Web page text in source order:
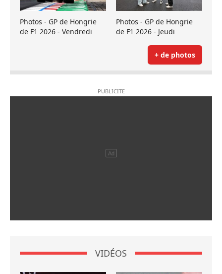
Photos - GP de Hongrie
de F1 2026 - Vendredi
Photos - GP de Hongrie
de F1 2026 - Jeudi
+ de photos
VIDÉOS